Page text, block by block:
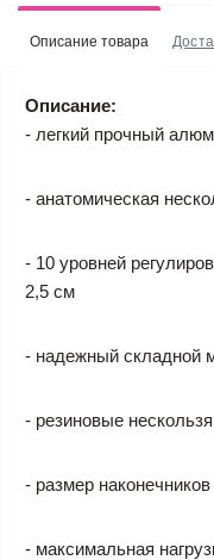
Описание товара
Описание:
- легкий прочный
- анатомическая
- 10 уровней
2,5 см
- надежный складной
- резиновые
- размер
- максимальная